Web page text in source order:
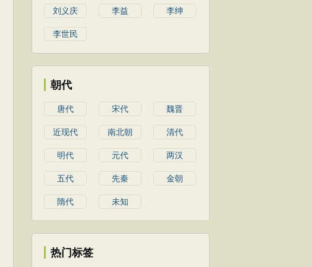
刘义庆 李益 李绅
李世民
朝代
唐代 宋代 魏晋
近现代 南北朝 清代
明代 元代 两汉
五代 先秦 金朝
隋代 未知
热门标签